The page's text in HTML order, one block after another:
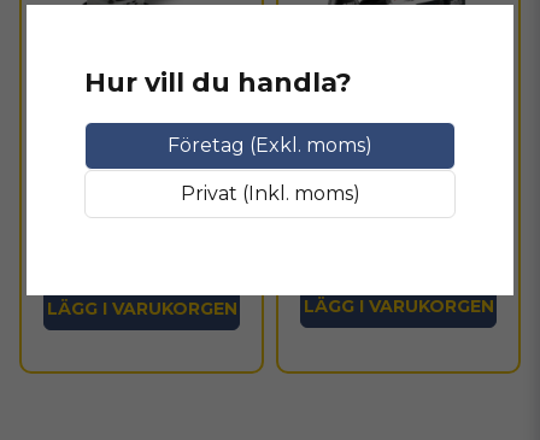
Planslipmaskin
elektrisk 75x100mm -
3mm orbit
5 037,5 kr
LÄGG I VARUKORGEN
Slipmaskin Rupes iBrid
80x130 mm 18V
7 368,75 kr
LÄGG I VARUKORGEN
Hur vill du handla?
Företag (Exkl. moms)
Privat (Inkl. moms)